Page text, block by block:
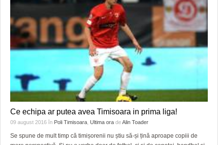
Ce echipa ar putea avea Timisoara in prima liga!
09 august 2016 în Poli Timisoara Ultima ora deAlin Toader
Se spune de mult timp că timișorenii nu știu să-și țină aproape copiii de